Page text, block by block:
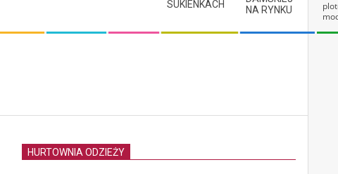
SUKIENKACH
NA RYNKU
HURTOWNIA ODZIEŻY